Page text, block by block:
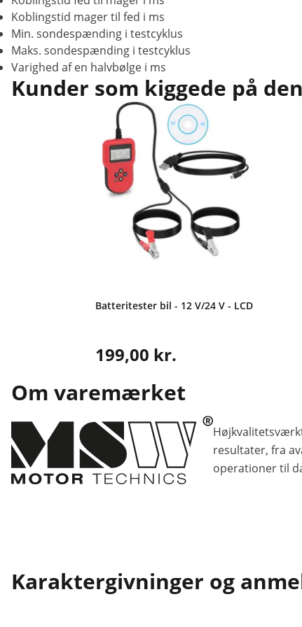
Koblingstid mager til fed i ms
Min. sondespænding i testcyklus
Maks. sondespænding i testcyklus
Varighed af en halvbølge i ms
Kunder som kiggede på
Batteritester bil - 12 V/24 V - LCD
199,00 kr.
Om varemærket
resultater, fra
operationer til
Karaktergivninger og